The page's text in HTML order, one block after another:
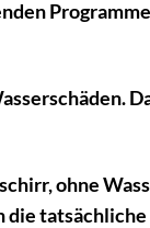
ohne
die tatsächliche